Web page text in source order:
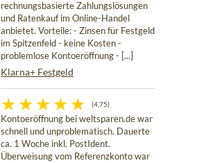
rechnungsbasierte Zahlungslösungen
und Ratenkauf im Online-Handel
anbietet. Vorteile: - Zinsen für Festgeld
im Spitzenfeld - keine Kosten -
problemlose Kontoeröffnung - [...]
Klarna+ Festgeld
(4,75)
Kontoeröffnung bei weltsparen.de war
schnell und unproblematisch. Dauerte
ca. 1 Woche inkl. PostIdent.
Überweisung vom Referenzkonto war